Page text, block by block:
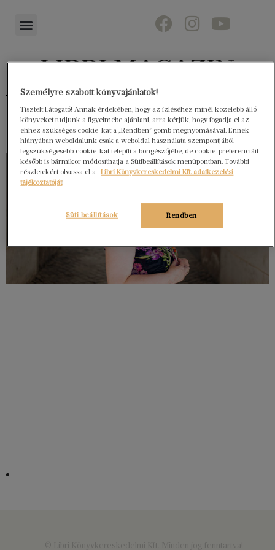
Könyvektől az olvasókig
Személyre szabott könyvajánlatok!
Tisztelt Látogató! Annak érdekében, hogy az ízléséhez minél közelebb álló
könyveket tudjunk a figyelmébe ajánlani, arra kérjük, hogy fogadja el az
ehhez szükséges cookie-kat a „Rendben” gomb megnyomásával. Ennek
hiányában weboldalunk csak a weboldal használata szempontjából
legszükségesebb cookie-kat telepíti a böngészőjébe, de cookie-preferenciáit
később is bármikor módosíthatja a Sütibeállítások menüpontban. További
részletekért olvassa el a
Libri Könyvkereskedelmi Kft. adatkezelési
tájékoztatóját!
Rendben
Süti beállítások